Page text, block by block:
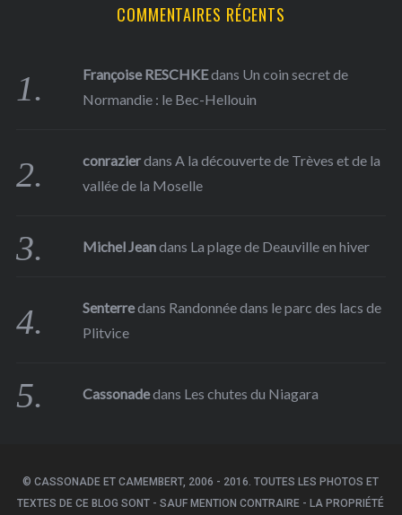
COMMENTAIRES RÉCENTS
Françoise RESCHKEdans Un coin secret de
Normandie : le Bec-Hellouin
conrazierdansA la découverte de Trèves et de la
vallée de la Moselle
Michel Jeandans La plage de Deauville en hiver
Senterredans Randonnée dans le parc des lacs de
Plitvice
Cassonadedans Les chutes du Niagara
© CASSONADE ET CAMEMBERT, 2006 - 2016. TOUTES LES PHOTOS ET
TEXTES DE CE BLOG SONT - SAUF MENTION CONTRAIRE - LA PROPRIÉTÉ